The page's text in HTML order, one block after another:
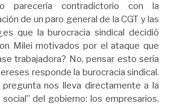
parecería contradictorio con la
de un paro general de la CGT y las
que la burocracia sindical decidió
Milei motivados por el ataque que
trabajadora? No, pensar esto sería
responde la burocracia sindical.
nos lleva directamente a la
del gobierno: los empresarios.